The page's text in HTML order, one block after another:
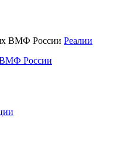
Реалии
ВМФ России